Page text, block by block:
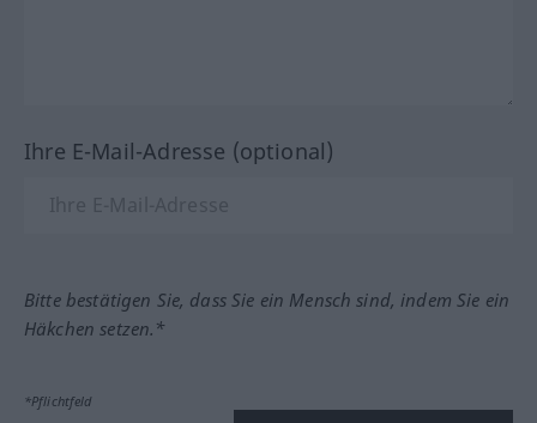
Ihre E-Mail-Adresse (optional)
Bitte bestätigen Sie, dass Sie ein Mensch sind, indem Sie ein
Häkchen setzen.*
*Pflichtfeld